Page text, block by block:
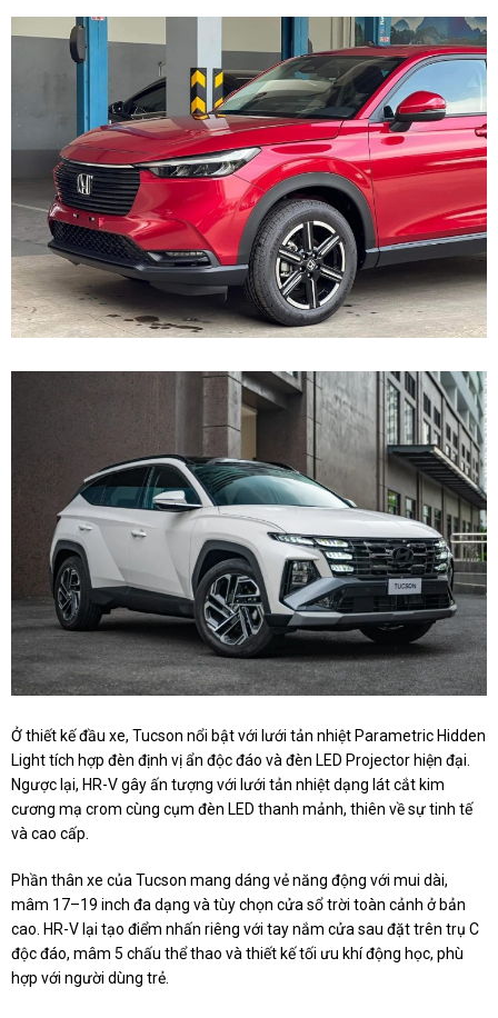
Ở thiết kế đầu xe, Tucson nổi bật với lưới tản nhiệt Parametric Hidden
Light tích hợp đèn định vị ẩn độc đáo và đèn LED Projector hiện đại.
Ngược lại, HR-V gây ấn tượng với lưới tản nhiệt dạng lát cắt kim
cương mạ crom cùng cụm đèn LED thanh mảnh, thiên về sự tinh tế
và cao cấp.
Phần thân xe của Tucson mang dáng vẻ năng động với mui dài,
mâm 17–19 inch đa dạng và tùy chọn cửa sổ trời toàn cảnh ở bản
cao. HR-V lại tạo điểm nhấn riêng với tay nắm cửa sau đặt trên trụ C
độc đáo, mâm 5 chấu thể thao và thiết kế tối ưu khí động học, phù
hợp với người dùng trẻ.